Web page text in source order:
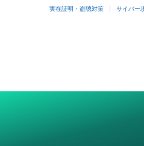
実在証明・盗聴対策 サイバー